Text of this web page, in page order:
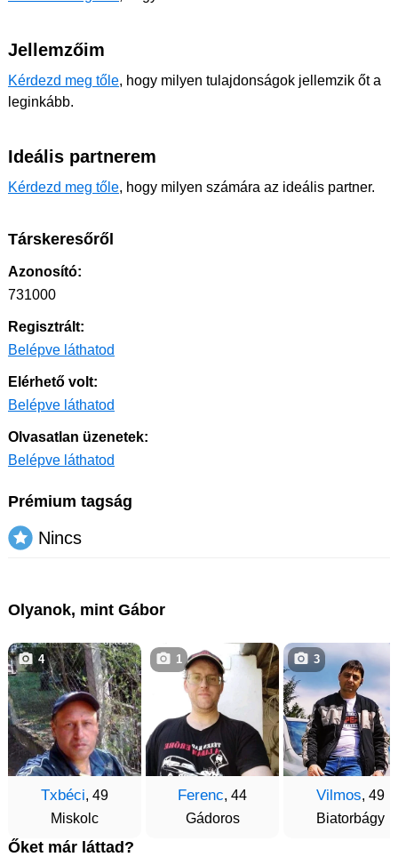
Jellemzőim
Kérdezd meg tőle, hogy milyen tulajdonságok jellemzik őt a
leginkább.
Ideális partnerem
Kérdezd meg tőle, hogy milyen számára az ideális partner.
Társkeresőről
Azonosító:
731000
Regisztrált:
Belépve láthatod
Elérhető volt:
Belépve láthatod
Olvasatlan üzenetek:
Belépve láthatod
Prémium tagság
Nincs
Olyanok, mint Gábor
Txbéci, 49
Miskolc
4
Ferenc, 44
Gádoros
1
Vilmos, 49
Biatorbágy
3
Őket már láttad?